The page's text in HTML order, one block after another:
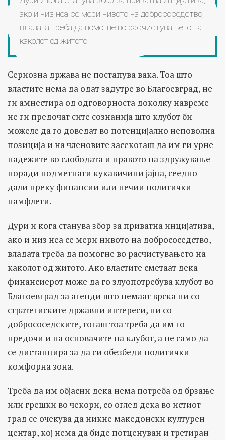
ако и низ неа се мери нивото на добрососедство,
владата треба да помогне во расчистувањето на
каколот од житото
Сериозна држава не постапува вака. Тоа што
властите нема да одат задутре во Благоевград, не
ги амнестира од одговорноста доколку навреме
не ги предочат сите сознанија што клубот би
можеле да го доведат во потенцијално неповолна
позиција и на членовите засекогаш да им ги урне
надежите во слободата и правото на здружување
поради подметнати кукавичини јајца, сеедно
дали преку финансии или нечии политички
памфлети.
Дури и кога станува збор за приватна инцијатива,
ако и низ неа се мери нивото на добрососедство,
владата треба да помогне во расчистувањето на
каколот од житото. Ако властите сметаат дека
финансиерот може да го злуопотребува клубот во
Благоевград за агенди што немаат врска ни со
стратегиските државни интереси, ни со
добрососедските, тогаш тоа треба да им го
предочи и на основачите на клубот, а не само да
се дистанцира за да си обезбеди политички
комфорна зона.
Треба да им објасни дека нема потреба од брзање
или грешки во чекори, со оглед дека во истиот
град се очекува да никне македонски културен
центар, кој нема да биде потценуван и третиран